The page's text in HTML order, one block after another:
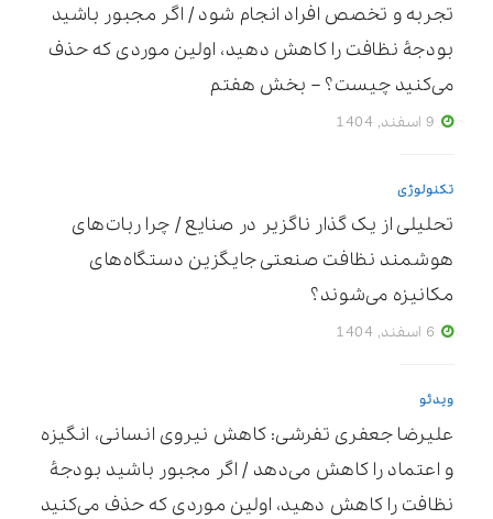
تجربه و تخصص افراد انجام شود / اگر مجبور باشید
بودجۀ نظافت را کاهش دهید، اولین موردی که حذف
می‌کنید چیست؟ – بخش هفتم
تکنولوژی
تحلیلی از یک گذار ناگزیر در صنایع / چرا ربات‌های
هوشمند نظافت صنعتی جایگزین دستگاه‌های
مکانیزه می‌شوند؟
ویدئو
علیرضا جعفری تفرشی: کاهش نیروی انسانی، انگیزه
و اعتماد را کاهش می‌دهد / اگر مجبور باشید بودجۀ
نظافت را کاهش دهید، اولین موردی که حذف می‌کنید